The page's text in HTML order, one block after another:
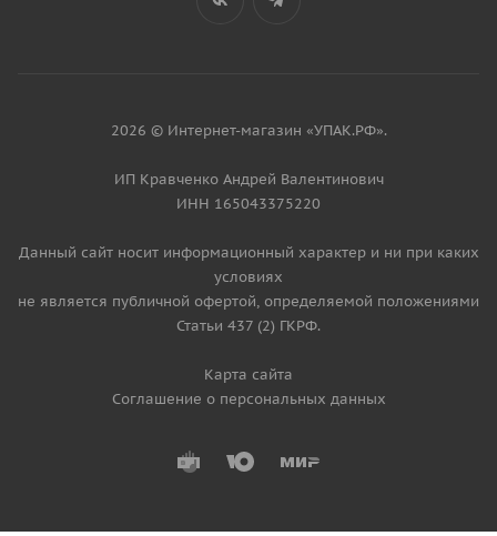
2026 © Интернет-магазин «УПАК.РФ».
ИП Кравченко Андрей Валентинович
ИНН 165043375220
Данный сайт носит информационный характер и ни при каких
условиях
не является публичной офертой, определяемой положениями
Статьи 437 (2) ГКРФ.
Карта сайта
Соглашение о персональных данных